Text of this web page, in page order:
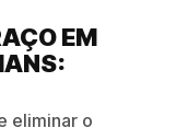
EM
eliminar o